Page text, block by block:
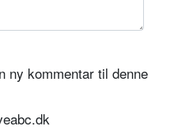
ny kommentar til denne